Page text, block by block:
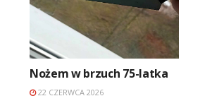
Nożem w brzuch 75-latka
22 CZERWCA 2026